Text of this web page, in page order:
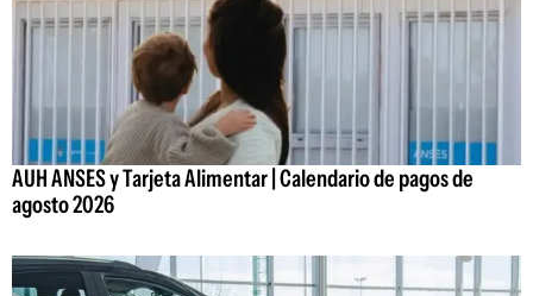
AUH ANSES y Tarjeta Alimentar | Calendario de pagos de
agosto 2026